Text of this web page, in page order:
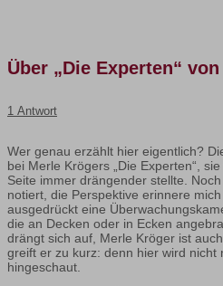
Über „Die Experten“
1 Antwort
Wer genau erzählt hier eigentlich?
bei Merle Krögers „Die Experten“,
Seite immer drängender stellte.
notiert, die Perspektive erinnere
ausgedrückt eine
die an Decken oder in Ecken
drängt sich auf, Merle Kröger ist
greift er zu kurz: denn hier wird nicht
hingeschaut.